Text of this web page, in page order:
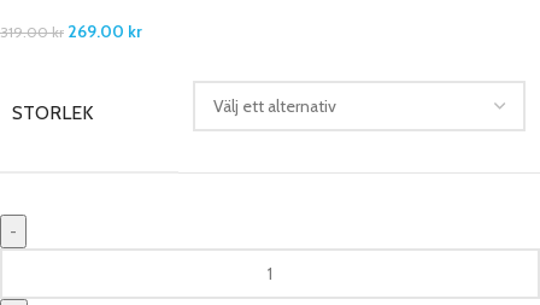
319.00kr 269.00 kr
STORLEK